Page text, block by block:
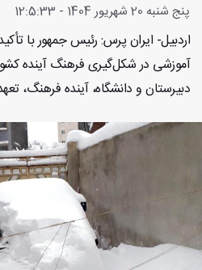
پنج شنبه 20 شهریور 1404 - 12:5:33
اردبیل- ایران پرس: رئیس جمهور با
آموزشی در شکل‌گیری فرهنگ آینده
دبیرستان و دانشگاه، آینده فرهنگ،